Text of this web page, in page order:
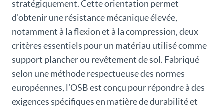
stratégiquement. Cette orientation permet
d’obtenir une résistance mécanique élevée,
notamment à la flexion et à la compression, deux
critères essentiels pour un matériau utilisé comme
support plancher ou revêtement de sol. Fabriqué
selon une méthode respectueuse des normes
européennes, l’OSB est conçu pour répondre à des
exigences spécifiques en matière de durabilité et